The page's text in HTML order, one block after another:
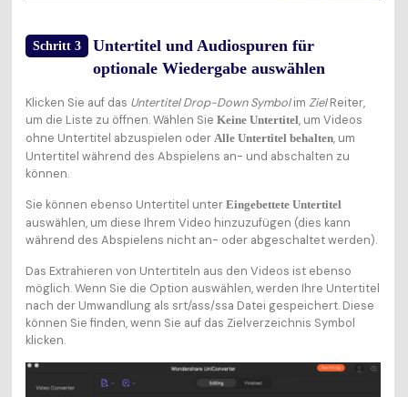
Schritt 3
Untertitel und Audiospuren für
optionale Wiedergabe auswählen
Klicken Sie auf das Untertitel Drop-Down Symbolim ZielReiter,
um die Liste zu öffnen. Wählen Sie Keine Untertitel, um Videos
ohne Untertitel abzuspielen oder Alle Untertitel behalten, um
Untertitel während des Abspielens an- und abschalten zu
können.
Sie können ebenso Untertitel unter Eingebettete Untertitel
auswählen, um diese Ihrem Video hinzuzufügen (dies kann
während des Abspielens nicht an- oder abgeschaltet werden).
Das Extrahieren von Untertiteln aus den Videos ist ebenso
möglich. Wenn Sie die Option auswählen, werden Ihre Untertitel
nach der Umwandlung als srt/ass/ssa Datei gespeichert. Diese
können Sie finden, wenn Sie auf das Zielverzeichnis Symbol
klicken.